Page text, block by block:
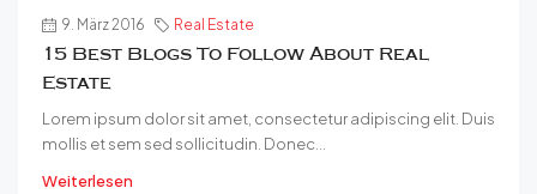
9. März 2016 Real Estate
15 Best Blogs To Follow About Real
Estate
Lorem ipsum dolor sit amet, consectetur adipiscing elit. Duis
mollis et sem sed sollicitudin. Donec...
Weiterlesen